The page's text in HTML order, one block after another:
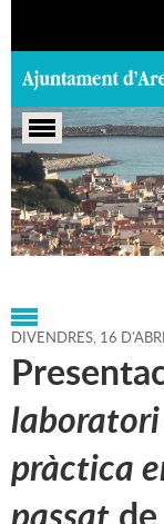
Portada > Agenda
2010 > Marcs >
DIVENDRES, 16 D'
pràctica